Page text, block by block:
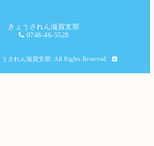
きょうされん滋賀支部
0748-46-5528
うされん滋賀支部. All Rights Reserved.